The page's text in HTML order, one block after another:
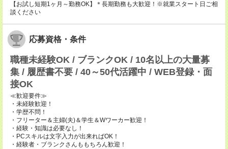
【お試し短期1ヶ月～勤務OK】＊長期勤務も大歓迎！※就業スタート日ご相
談ください
応募資格・条件
職種未経験OK / ブランクOK / 10名以上の大量募
集 / 履歴書不要 / 40～50代活躍中 / WEB登録・面
接OK
≪歓迎要件≫
・未経験歓迎！
・学歴不問！
・フリーター＆主婦(夫)＆学生＆Wワーカー歓迎！
・経験・知識は必要なし！
・PCスキルは文字入力が出来ればOK！
・経験者・ブランクさんももちろん歓迎！